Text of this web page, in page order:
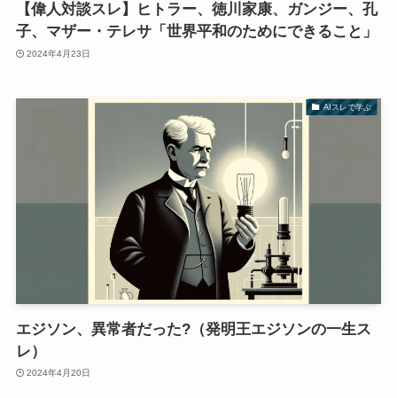
【偉人対談スレ】ヒトラー、徳川家康、ガンジー、孔
子、マザー・テレサ「世界平和のためにできること」
2024年4月23日
AIスレで学ぶ
エジソン、異常者だった?（発明王エジソンの一生ス
レ）
2024年4月20日